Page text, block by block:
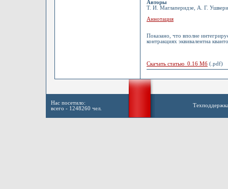
Авторы
Т. И. Маглаперидзе, А. Г.
Аннотация
Показано, что вполне
контракциях эквивалентна
Скачать статью 0.16 Мб (.pdf)
Нас посетило:
всего - 1248260 чел.